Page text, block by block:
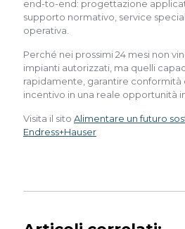
end-to-end: progettazione
supporto normativo, service
operativa.
Perché nei prossimi 24 mesi non
impianti autorizzati, ma quelli
rapidamente, garantire conformità
incentivo in una reale opportunità
Visita il sito Alimentare un futuro
Endress+Hauser